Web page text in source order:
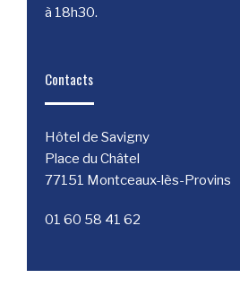
à 18h30.
Contacts
Hôtel de Savigny
Place du Châtel
77151 Montceaux-lès-Provins
01 60 58 41 62